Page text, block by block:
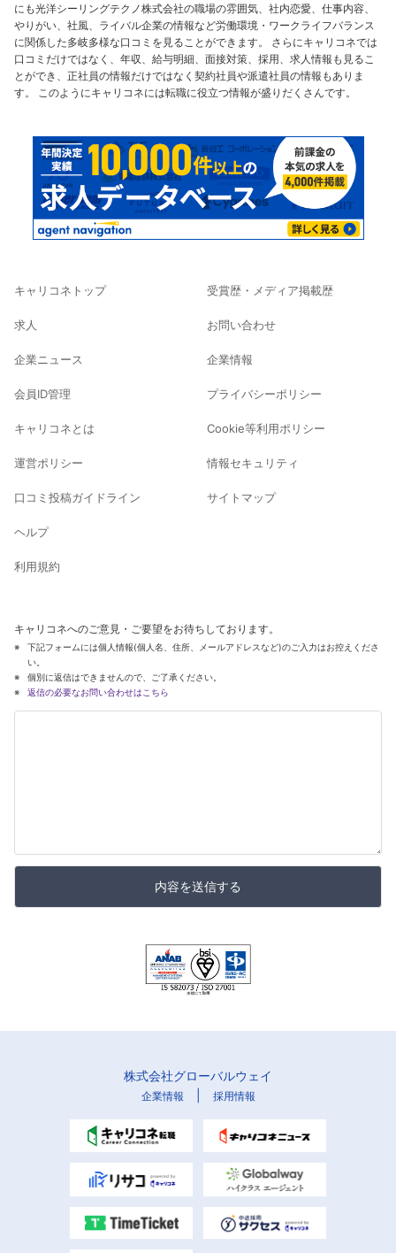
にも光洋シーリングテクノ株式会社の職場の雰囲気、社内恋愛、仕事内容、
やりがい、社風、ライバル企業の情報など労働環境・ワークライフバランス
に関係した多岐多様な口コミを見ることができます。 さらにキャリコネでは
口コミだけではなく、年収、給与明細、面接対策、採用、求人情報も見るこ
とができ、正社員の情報だけではなく契約社員や派遣社員の情報もありま
す。 このようにキャリコネには転職に役立つ情報が盛りだくさんです。
キャリコネトップ
求人
企業ニュース
会員ID管理
キャリコネとは
運営ポリシー
口コミ投稿ガイドライン
ヘルプ
利用規約
受賞歴・メディア掲載歴
お問い合わせ
企業情報
プライバシーポリシー
Cookie等利用ポリシー
情報セキュリティ
サイトマップ
キャリコネへのご意見・ご要望をお待ちしております。
下記フォームには個人情報(個人名、住所、メールアドレスなど)のご入力はお控えくださ
い。
個別に返信はできませんので、ご了承ください。
返信の必要なお問い合わせはこちら
内容を送信する
株式会社グローバルウェイ
企業情報 採用情報